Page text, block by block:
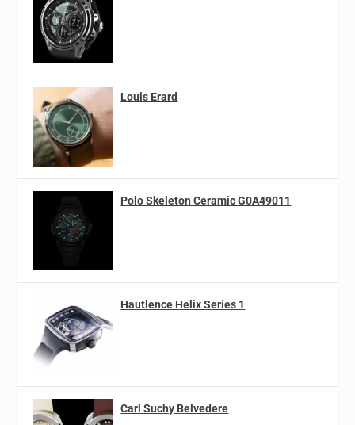
Louis Erard
Polo Skeleton Ceramic G0A49011
Hautlence Helix Series 1
Carl Suchy Belvedere